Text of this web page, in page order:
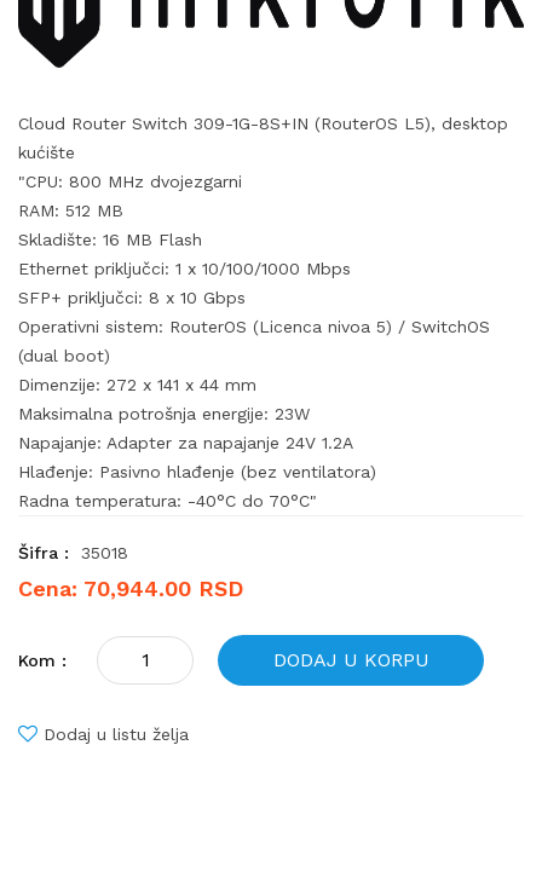
Cloud Router Switch 309-1G-8S+IN (RouterOS L5), desktop
kućište
"CPU: 800 MHz dvojezgarni
RAM: 512 MB
Skladište: 16 MB Flash
Ethernet priključci: 1 x 10/100/1000 Mbps
SFP+ priključci: 8 x 10 Gbps
Operativni sistem: RouterOS (Licenca nivoa 5) / SwitchOS
(dual boot)
Dimenzije: 272 x 141 x 44 mm
Maksimalna potrošnja energije: 23W
Napajanje: Adapter za napajanje 24V 1.2A
Hlađenje: Pasivno hlađenje (bez ventilatora)
Radna temperatura: -40°C do 70°C"
Šifra : 35018
Cena: 70,944.00 RSD
Kom : DODAJ U KORPU
Dodaj u listu želja